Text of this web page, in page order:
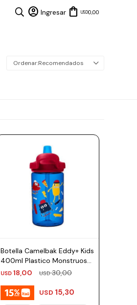
USD0,00
Recomendados
Botella Camelbak Eddy+ Kids
400ml Plastico Monstruos
Skaters
USD 18,00 USD 30,00
USD 15,30